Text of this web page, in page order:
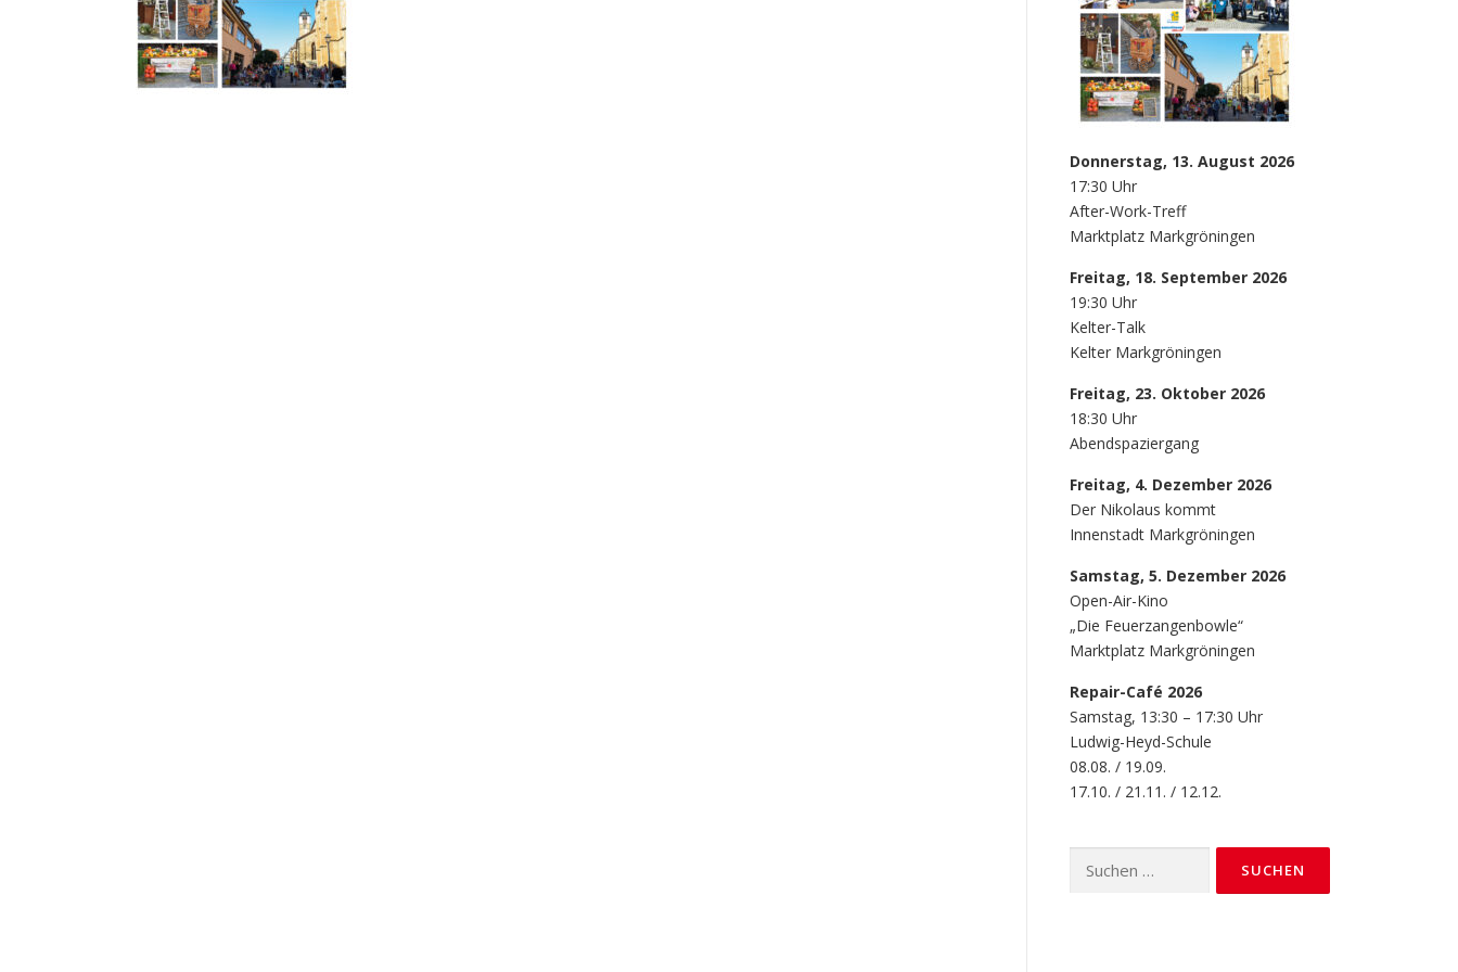
Donnerstag, 13. August 2026
17:30 Uhr
After-Work-Treff
Marktplatz Markgröningen
Freitag, 18. September 2026
19:30 Uhr
Kelter-Talk
Kelter Markgröningen
Freitag, 23. Oktober 2026
18:30 Uhr
Abendspaziergang
Freitag, 4. Dezember 2026
Der Nikolaus kommt
Innenstadt Markgröningen
Samstag, 5. Dezember 2026
Open-Air-Kino
„Die Feuerzangenbowle“
Marktplatz Markgröningen
Repair-Café 2026
Samstag, 13:30 – 17:30 Uhr
Ludwig-Heyd-Schule
08.08. / 19.09.
17.10. / 21.11. / 12.12.
nach: